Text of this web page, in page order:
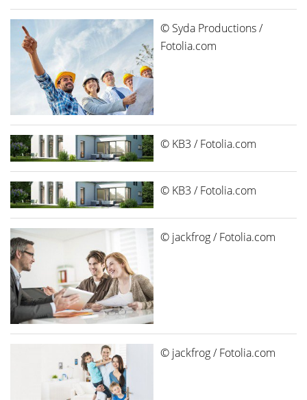
© Syda Productions /
Fotolia.com
© KB3 / Fotolia.com
© KB3 / Fotolia.com
© jackfrog / Fotolia.com
© jackfrog / Fotolia.com